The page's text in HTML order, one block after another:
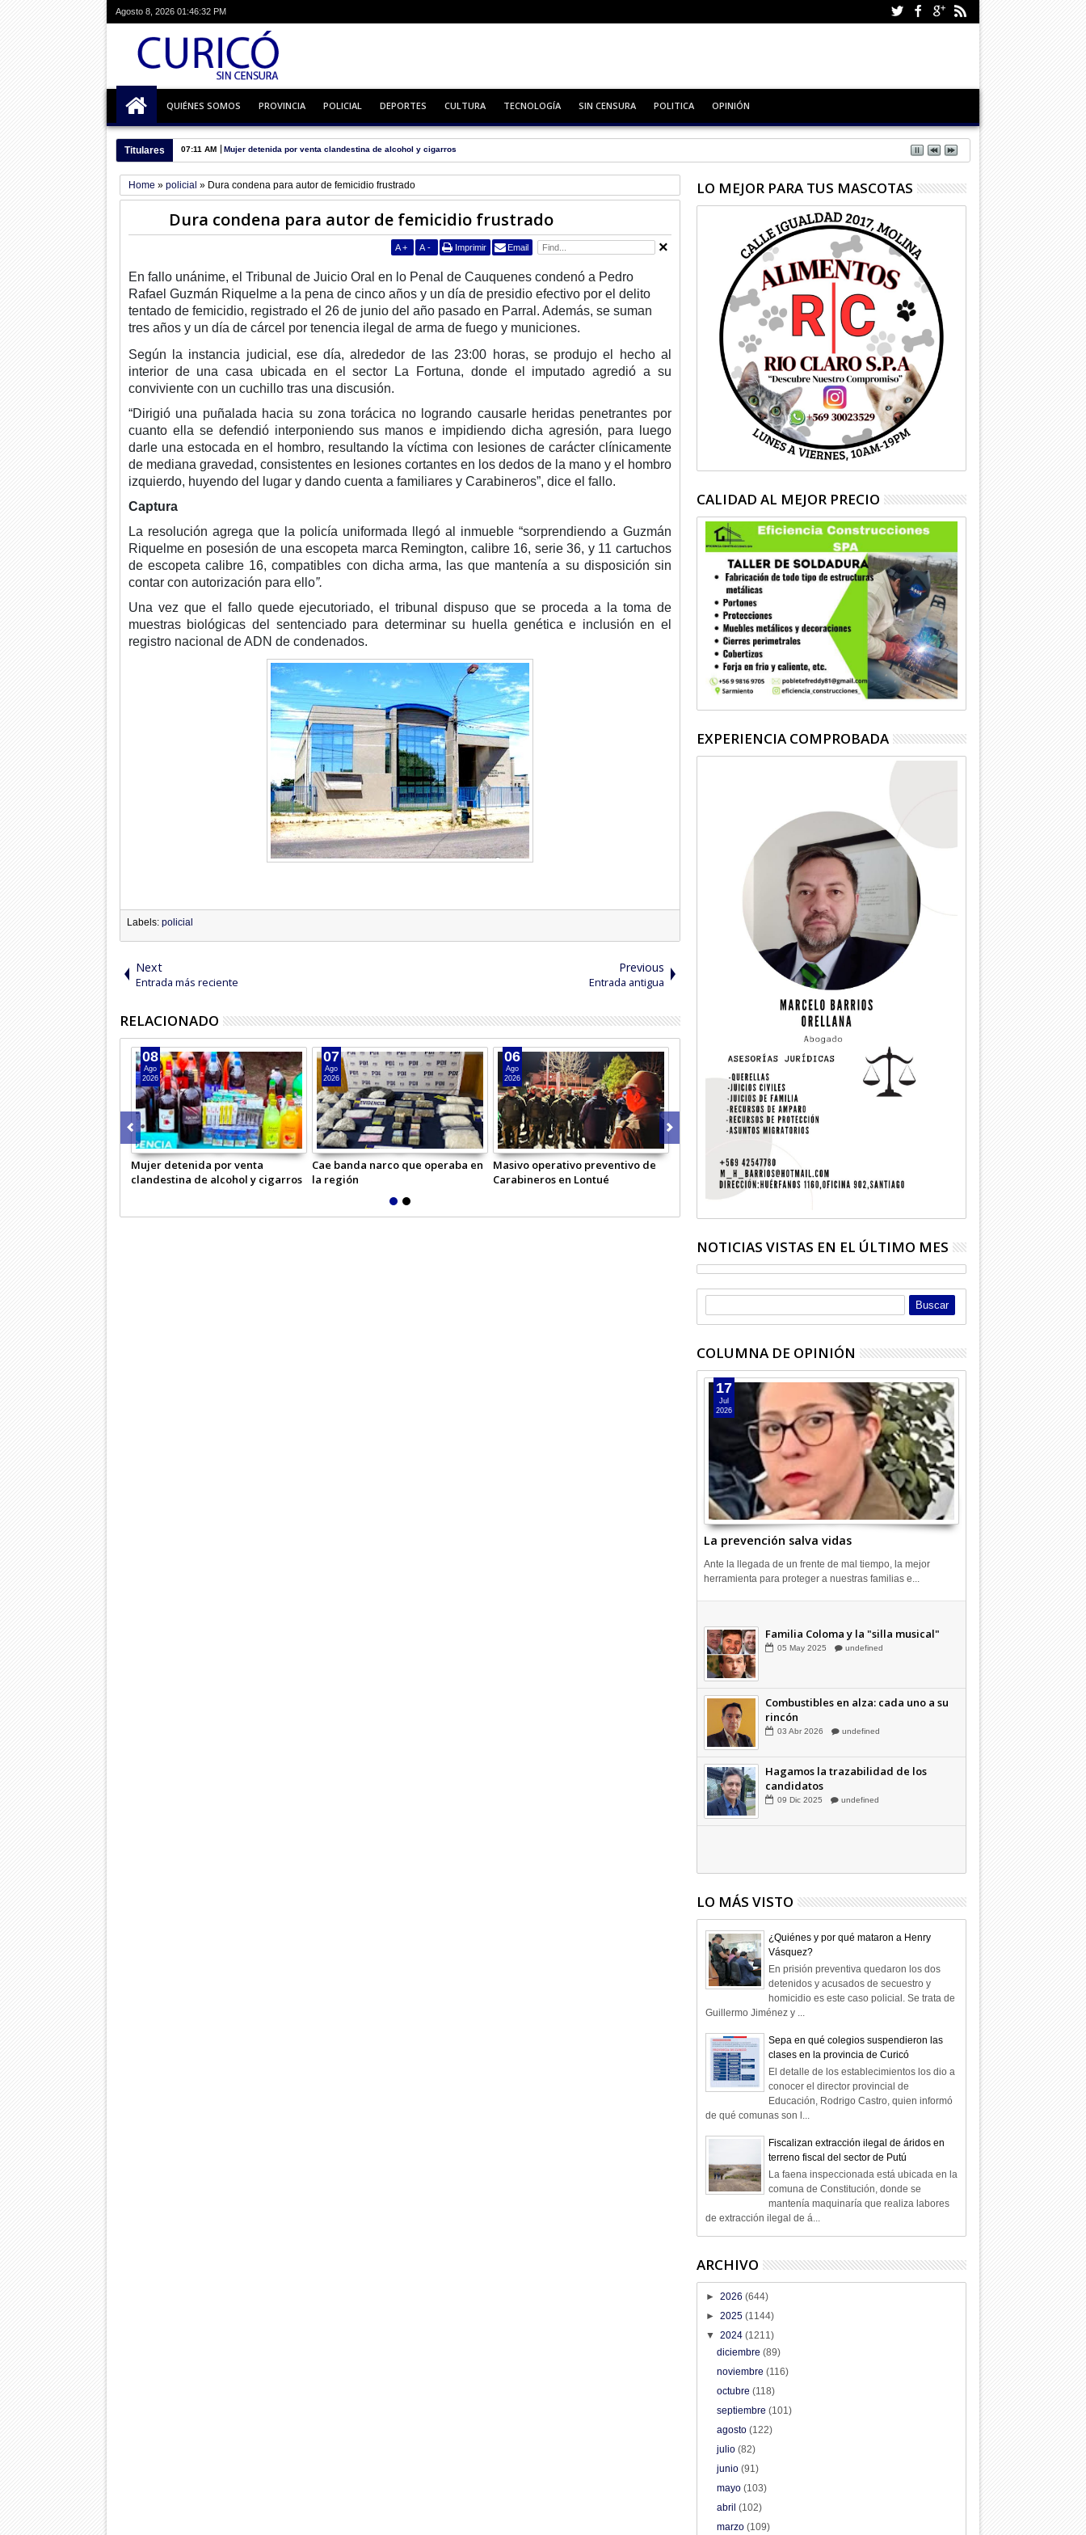
Agosto 8, 2026 01:46:32 PM
QUIÉNES SOMOS PROVINCIA POLICIAL DEPORTES CULTURA TECNOLOGÍA SIN CENSURA POLITICA OPINIÓN
Titulares 07:11 AM Mujer detenida por venta clandestina de alcohol y cigarros
Home » policial » Dura condena para autor de femicidio frustrado
Dura condena para autor de femicidio frustrado
A + A - Imprimir Email
En fallo unánime, el Tribunal de Juicio Oral en lo Penal de Cauquenes condenó a Pedro
Rafael Guzmán Riquelme a la pena de cinco años y un día de presidio efectivo por el delito
tentado de femicidio, registrado el 26 de junio del año pasado en Parral. Además, se suman
tres años y un día de cárcel por tenencia ilegal de arma de fuego y municiones.
Según la instancia judicial, ese día, alrededor de las 23:00 horas, se produjo el hecho al
interior de una casa ubicada en el sector La Fortuna, donde el imputado agredió a su
conviviente con un cuchillo tras una discusión.
“Dirigió una puñalada hacia su zona torácica no logrando causarle heridas penetrantes por
cuanto ella se defendió interponiendo sus manos e impidiendo dicha agresión, para luego
darle una estocada en el hombro, resultando la víctima con lesiones de carácter clínicamente
de mediana gravedad, consistentes en lesiones cortantes en los dedos de la mano y el hombro
izquierdo, huyendo del lugar y dando cuenta a familiares y Carabineros”, dice el fallo.
Captura
La resolución agrega que la policía uniformada llegó al inmueble “sorprendiendo a Guzmán
Riquelme en posesión de una escopeta marca Remington, calibre 16, serie 36, y 11 cartuchos
de escopeta calibre 16, compatibles con dicha arma, las que mantenía a su disposición sin
contar con autorización para ello”.
Una vez que el fallo quede ejecutoriado, el tribunal dispuso que se proceda a la toma de
muestras biológicas del sentenciado para determinar su huella genética e inclusión en el
registro nacional de ADN de condenados.
Labels: policial
Next
Entrada más reciente
Previous
Entrada antigua
RELACIONADO
Mujer detenida por venta
clandestina de alcohol y cigarros
08
Ago
2026
Cae banda narco que operaba en
la región
07
Ago
2026
Masivo operativo preventivo de
Carabineros en Lontué
06
Ago
2026
Carabineros llamó a usar
Comisaría Virtual
unidad policial
05
Ago
2026
LO MEJOR PARA TUS MASCOTAS
CALIDAD AL MEJOR PRECIO
EXPERIENCIA COMPROBADA
NOTICIAS VISTAS EN EL ÚLTIMO MES
COLUMNA DE OPINIÓN
La prevención salva vidas
17
Jul
2026
Ante la llegada de un frente de mal tiempo, la mejor
herramienta para proteger a nuestras familias e...
rincón
03 Abr 2026 undefined
May 2025 undefined
rincón
03 Abr
LO MÁS VISTO
¿Quiénes y por qué mataron a Henry
Vásquez?
En prisión preventiva quedaron los dos
detenidos y acusados de secuestro y
homicidio es este caso policial. Se trata de
Guillermo Jiménez y ...
Sepa en qué colegios suspendieron las
clases en la provincia de Curicó
El detalle de los establecimientos los dio a
conocer el director provincial de
Educación, Rodrigo Castro, quien informó
de qué comunas son l...
Fiscalizan extracción ilegal de áridos en
terreno fiscal del sector de Putú
La faena inspeccionada está ubicada en la
comuna de Constitución, donde se
mantenía maquinaría que realiza labores
de extracción ilegal de á...
ARCHIVO
► 2026 (644)
► 2025 (1144)
▼ 2024 (1211)
diciembre(89)
noviembre(116)
octubre(118)
septiembre(101)
agosto(122)
julio(82)
junio(91)
mayo(103)
abril(102)
marzo(109)